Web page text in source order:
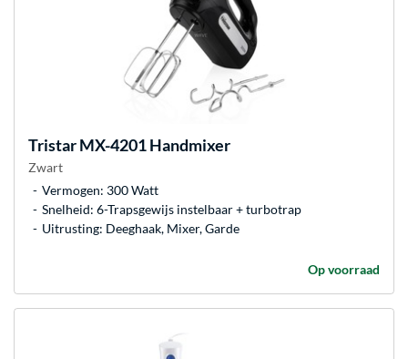
TristarMX-4201 Handmixer
Zwart
Vermogen: 300 Watt
Snelheid: 6-Trapsgewijs instelbaar + turbotrap
Uitrusting: Deeghaak, Mixer, Garde
Op voorraad